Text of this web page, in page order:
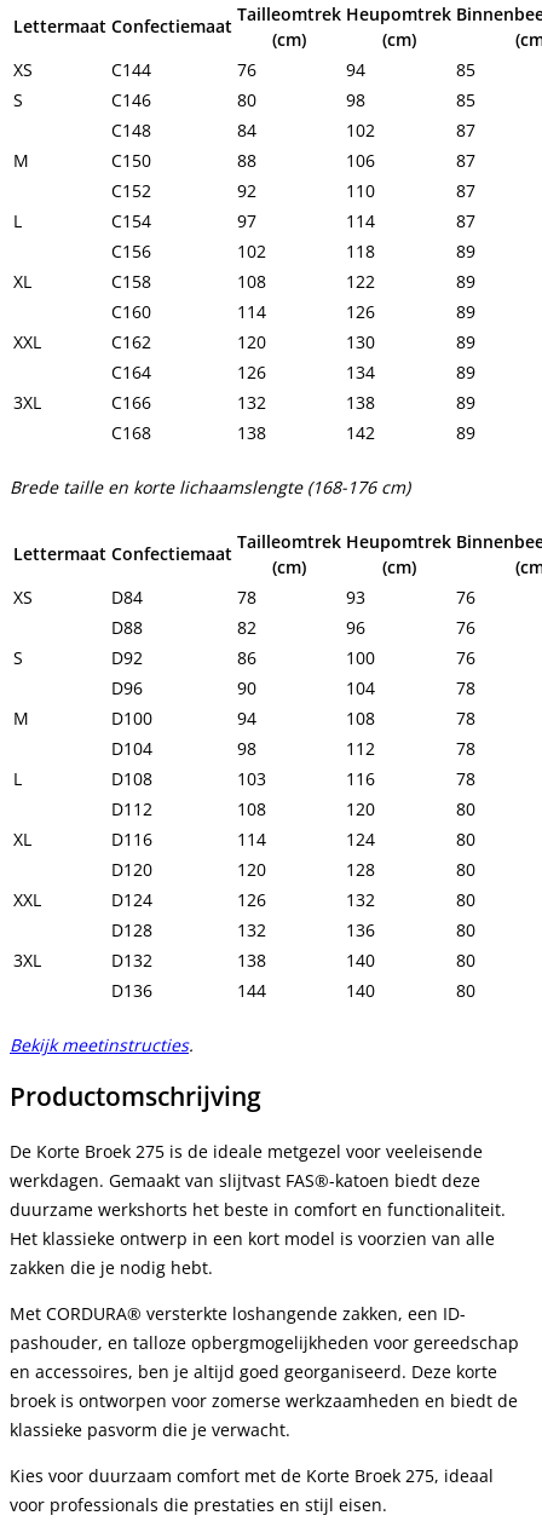
Lettermaat Confectiemaat
Tailleomtrek
(cm)
Heupomtrek
(cm)
XS
C144 76 94
85
S
C146 80 98
85
C148
84 102
87
M
C150 88 106
87
C152
92 110
87
L
C154 97 114
87
C156
102 118
89
XL
C158 108 122
89
C160
114 126
89
XXL
C162 120 130
89
C164
126 134
89
3XL
C166 132 138
89
C168
138 142 89
Brede taille en korte lichaamslengte (168-176 cm)
Lettermaat Confectiemaat
Tailleomtrek
(cm)
Heupomtrek
(cm)
XS
D84 78 93
76
D88
82 96
76
S
D92 86 100
76
D96
90 104
78
M
D100 94 108
78
D104
98 112
78
L
D108 103 116
78
D112
108 120
80
XL
D116 114 124
80
D120
120 128
80
XXL
D124 126 132
80
D128
132 136
80
3XL
D132 138 140
80
D136
144 140 80
Bekijk meetinstructies.
Productomschrijving
De Korte Broek 275 is de ideale metgezel voor veeleisende
werkdagen. Gemaakt van slijtvast FAS®-katoen biedt deze
duurzame werkshorts het beste in comfort en functionaliteit.
Het klassieke ontwerp in een kort model is voorzien van alle
zakken die je nodig hebt.
Met CORDURA® versterkte loshangende zakken, een ID-
pashouder, en talloze opbergmogelijkheden voor gereedschap
en accessoires, ben je altijd goed georganiseerd. Deze korte
broek is ontworpen voor zomerse werkzaamheden en biedt de
klassieke pasvorm die je verwacht.
Kies voor duurzaam comfort met de Korte Broek 275, ideaal
voor professionals die prestaties en stijl eisen.